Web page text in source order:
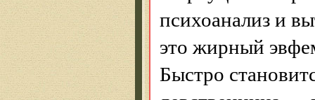
психоанализ и
это жирный
Быстро